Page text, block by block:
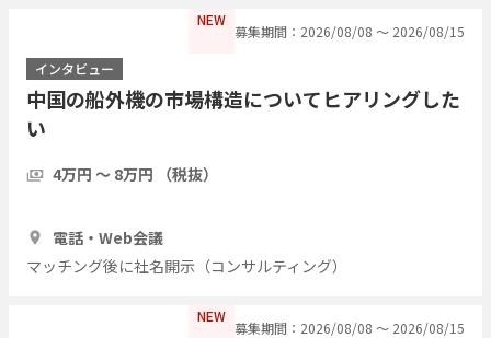
NEW
募集期間：2026/08/08 〜 2026/08/15
インタビュー
中国の船外機の市場構造についてヒアリングした
い
4万円 〜 8万円 （税抜）
電話・Web会議
マッチング後に社名開示（コンサルティング）
NEW
募集期間：2026/08/08 〜 2026/08/15